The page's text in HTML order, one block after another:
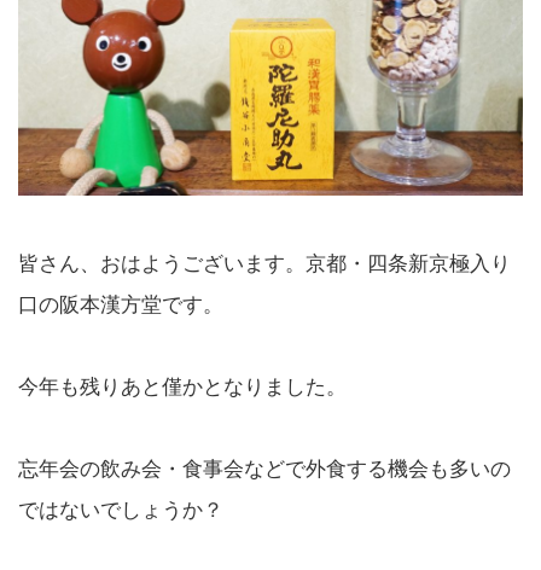
皆さん、おはようございます。京都・四条新京極入り
口の阪本漢方堂です。
今年も残りあと僅かとなりました。
忘年会の飲み会・食事会などで外食する機会も多いの
ではないでしょうか？